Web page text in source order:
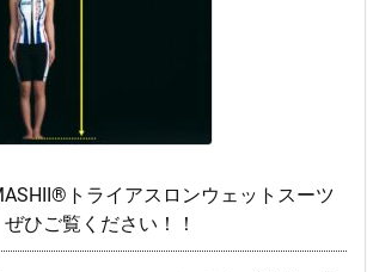
トライアスロンウェットスーツ
ひご覧ください！！